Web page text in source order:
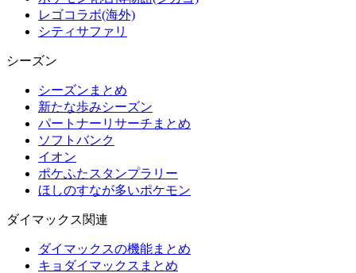
レゴコラボ(海外)
シティサファリ
シーズン
シーズンまとめ
新たな歩みシーズン
パートナーリサーチまとめ
ソフトバンク
イオン
ポケふたスタンプラリー
ほしのすなが多いポケモン
ダイマックス関連
ダイマックスの機能まとめ
キョダイマックスまとめ